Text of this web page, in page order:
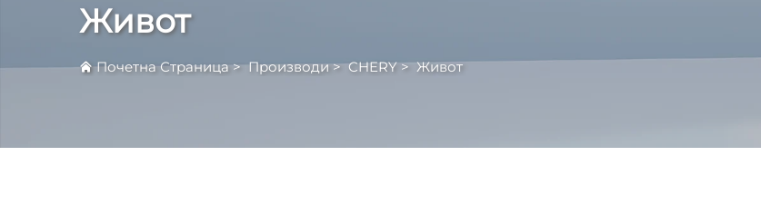
Живот
Почетна Страница>Производи>CHERY>Живот